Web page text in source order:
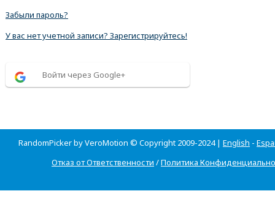
Забыли пароль?
У вас нет учетной записи? Зарегистрируйтесь!
Войти через Google+
RandomPicker by VeroMotion © Copyright 2009-2024 | English -
Отказ от Ответственности /Политика